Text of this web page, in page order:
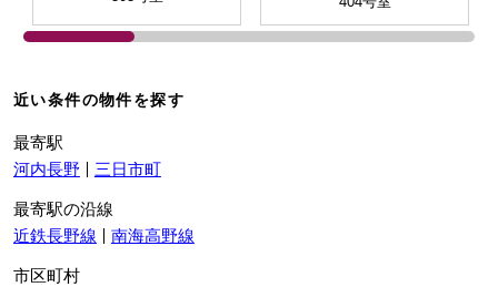
近い条件の物件を探す
最寄駅
河内長野
三日市町
最寄駅の沿線
近鉄長野線
南海高野線
市区町村